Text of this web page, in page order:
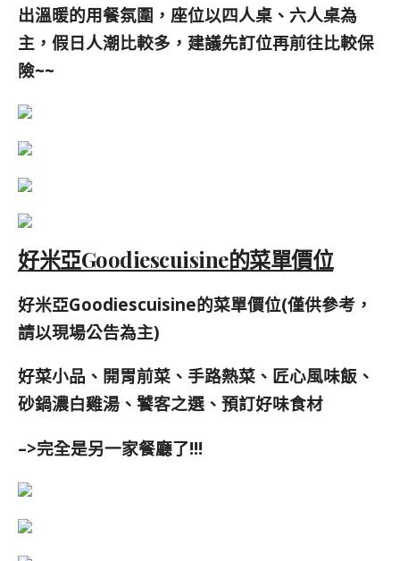
出溫暖的用餐氛圍，座位以四人桌、六人桌為
主，假日人潮比較多，建議先訂位再前往比較保
險~~
好米亞Goodiescuisine的菜單價位
好米亞Goodiescuisine的菜單價位(僅供參考，
請以現場公告為主)
好菜小品、開胃前菜、手路熱菜、匠心風味飯、
砂鍋濃白雞湯、饕客之選、預訂好味食材
–>完全是另一家餐廳了!!!